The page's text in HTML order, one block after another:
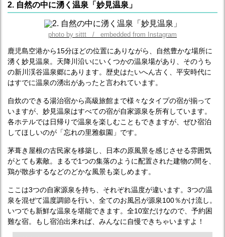
2. 自然の中に湧く温泉「妙見温泉」
photo by sittt / embedded from Instagram
鹿児島空港から15分ほどの位置にありながら、自然豊かな場所に
湧く妙見温泉。天降川沿いにいくつかの温泉場があり、そのうち
の新川渓谷温泉郷にあります。歴史はたいへん古く、平安時代に
はすでに温泉の湧出があったと言われています。
自炊のできる湯治宿から高級旅館まで様々なタイプの宿が揃って
いますが、妙見温泉はすべての宿が自家源泉を所有しています。
各ホテルでは日帰りで温泉を楽しむこともできますが、ぜひ宿泊
してほしいのが「忘れの里雅叙園」です。
茅葺き屋根の古民家を移築し、日本の原風景を感じさせる雰囲気
がとても素敵。まるで1つの集落のように配置された建物の間を、
鶏が散歩するなどのどかな風景も楽しめます。
ここは3つの自家源泉を持ち、それぞれ温度が違います。3つの温
泉を混ぜて温度調節を行い、全てのお風呂が源泉100％かけ流し。
いつでも新鮮な温泉を堪能できます。全10室だけなので、予約困
難な宿。もし宿泊出来れば、みんなに自慢できちゃいますよ！